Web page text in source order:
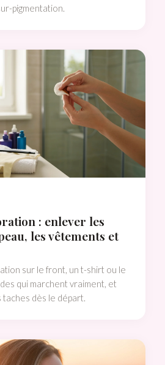
pigmentation.
: enlever les
les vêtements et
sur le front, un t-shirt ou le
qui marchent vraiment, et
dès le départ.